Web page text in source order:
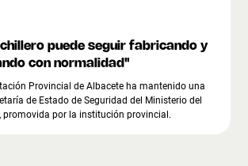
puede seguir fabricando y
con normalidad"
Provincial de Albacete ha mantenido una
de Estado de Seguridad del Ministerio del
promovida por la institución provincial.